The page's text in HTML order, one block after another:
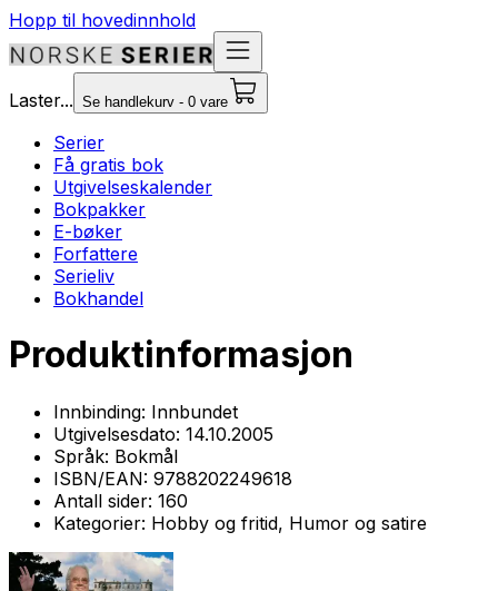
Hopp til hovedinnhold
Laster... Se handlekurv - 0 vare
Serier
Få gratis bok
Utgivelseskalender
Bokpakker
E-bøker
Forfattere
Serieliv
Bokhandel
Produktinformasjon
Innbinding: Innbundet
Utgivelsesdato: 14.10.2005
Språk: Bokmål
ISBN/EAN: 9788202249618
Antall sider: 160
Kategorier: Hobby og fritid, Humor og satire